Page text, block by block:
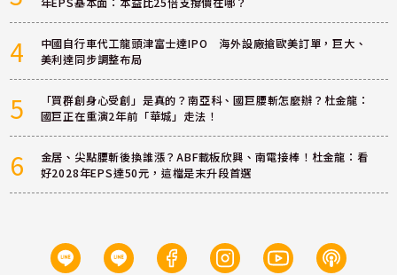
4
中國自行車代工龍頭津富士達IPO 海外設廠搶歐美訂單，巨大、
美利達同步調整布局
5
「買群創身心受創」是真的？南亞科、國巨腰斬怎麼辦？杜金龍：
國巨正在重演2年前「華城」走法！
6
金居、尖點腰斬後換誰漲？ABF載板欣興、南電接棒！杜金龍：看
好2028年EPS達50元，這檔是末升段首選